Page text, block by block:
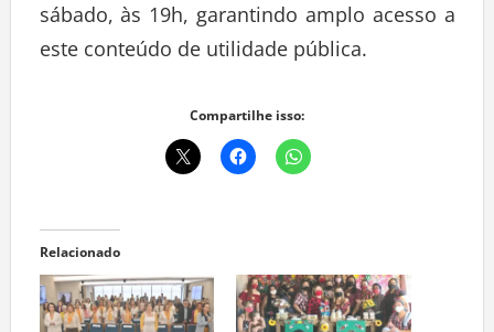
sábado, às 19h, garantindo amplo acesso a
este conteúdo de utilidade pública.
Compartilhe isso:
Relacionado